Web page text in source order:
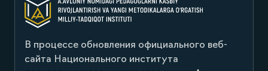
ЧТО О НАС ГОВОРЯТ ?